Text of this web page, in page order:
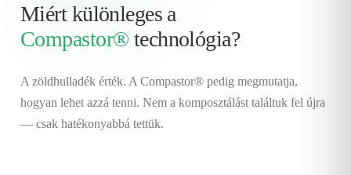
Miért különleges a
Compastor® technológia?
A zöldhulladék érték. A Compastor® pedig megmutatja,
hogyan lehet azzá tenni. Nem a komposztálást találtuk fel újra
— csak hatékonyabbá tettük.